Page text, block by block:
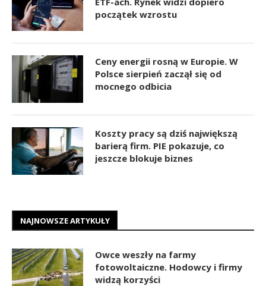
początek wzrostu
Ceny energii rosną w Europie. W
Polsce sierpień zaczął się od
mocnego odbicia
Koszty pracy są dziś największą
barierą firm. PIE pokazuje, co
jeszcze blokuje biznes
NAJNOWSZE ARTYKUŁY
Owce weszły na farmy
fotowoltaiczne. Hodowcy i firmy
widzą korzyści